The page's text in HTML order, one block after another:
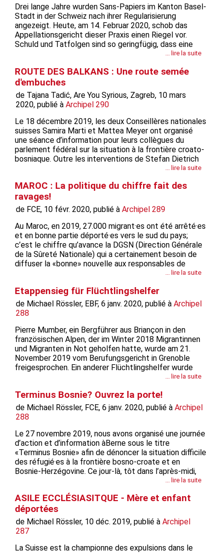
Drei lange Jahre wurden Sans-Papiers im Kanton Basel-
Stadt in der Schweiz nach ihrer Regularisierung
angezeigt. Heute, am 14. Februar 2020, schob das
Appellationsgericht dieser Praxis einen Riegel vor.
Schuld und Tatfolgen sind so geringfügig, dass eine
Bestrafung falsch wäre. Damit darf zukünftig gegen
einreichen, kein Strafverfahren mehr...
... lire la suite
ROUTE DES BALKANS : Une route semée
d'embuches
de Tajana Tadić, Are You Syrious, Zagreb, 10 mars
2020, publié à Archipel 290
Le 18 décembre 2019, les deux Conseillères nationales
suisses Samira Marti et Mattea Meyer ont organisé
une séance d’information pour leurs collègues du
parlement fédéral sur la situation à la frontière croato-
bosniaque. Outre les interventions de Stefan Dietrich
de l’organisation Help now, de Jana Häberlein de
principal était celui de...
... lire la suite
MAROC : La politique du chiffre fait des
ravages!
de FCE, 10 févr. 2020, publié à Archipel 289
Au Maroc, en 2019, 27.000 migrant·es ont été arrêté·es
et en bonne partie déporté·es vers le sud du pays;
c’est le chiffre qu’avance la DGSN (Direction Générale
de la Sûreté Nationale) qui a certainement besoin de
diffuser la «bonne» nouvelle aux responsables de
l’Union Européenne (UE) financeurs de la politique
rappel, en 2013, suite à un...
... lire la suite
Etappensieg für Flüchtlingshelfer
de Michael Rössler, EBF, 6 janv. 2020, publié à Archipel
288
Pierre Mumber, ein Bergführer aus Briançon in den
französischen Alpen, der im Winter 2018 Migrantinnen
und Migranten in Not geholfen hatte, wurde am 21.
November 2019 vom Berufungsgericht in Grenoble
freigesprochen. Ein anderer Flüchtlingshelfer wurde
jedoch verurteilt. Der Bergführer Pierre Mumber war
um afrikanische...
... lire la suite
Terminus Bosnie? Ouvrez la porte!
de Michael Rössler, FCE, 6 janv. 2020, publié à Archipel
288
Le 27 novembre 2019, nous avons organisé une journée
d’action et d’information àBerne sous le titre
«Terminus Bosnie» afin de dénoncer la situation difficile
des réfugié·es à la frontière bosno-croate et en
Bosnie-Herzégovine. Ce jour-là, tôt dans l’après-midi,
nous –une cinquantaine de personnes issues
d’Autriche, de Croatie et de...
... lire la suite
ASILE ECCLÉSIASITQUE - Mère et enfant
déportées
de Michael Rössler, 10 déc. 2019, publié à Archipel
287
La Suisse est la championne des expulsions dans le